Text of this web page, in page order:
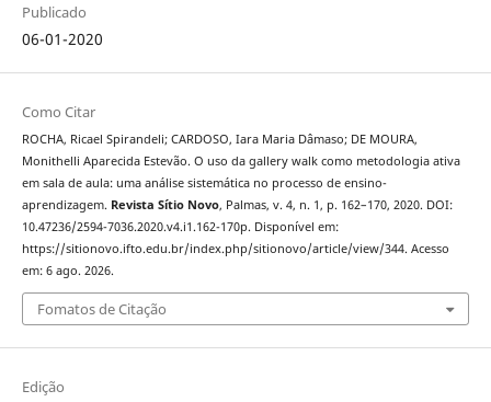
Publicado
06-01-2020
Como Citar
ROCHA, Ricael Spirandeli; CARDOSO, Iara Maria Dâmaso; DE MOURA,
Monithelli Aparecida Estevão. O uso da gallery walk como metodologia ativa
em sala de aula: uma análise sistemática no processo de ensino-
aprendizagem. Revista Sítio Novo, Palmas, v. 4, n. 1, p. 162–170, 2020. DOI:
10.47236/2594-7036.2020.v4.i1.162-170p. Disponível em:
https://sitionovo.ifto.edu.br/index.php/sitionovo/article/view/344. Acesso
em: 6 ago. 2026.
Fomatos de Citação
Edição